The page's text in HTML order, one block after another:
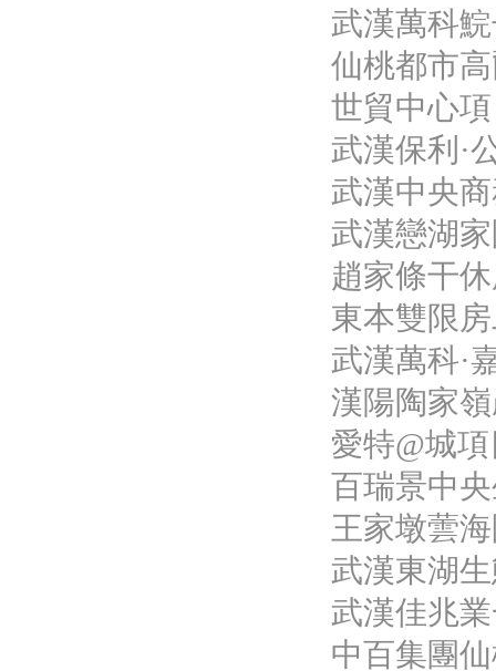
武漢萬科
仙桃都市
世貿中心
武漢保利·
武漢中央
武漢戀湖
趙家條干
東本雙限
武漢萬科·
漢陽陶家
愛特@城
百瑞景中
王家墩蕓
武漢東湖
武漢佳兆
中百集團